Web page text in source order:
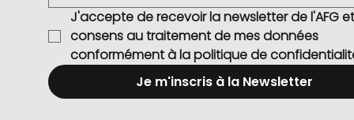
J'accepte de recevoir la newsletter de l'AFG
consens au traitement de mes données
conformément à la politique de
Je m'inscris à la Newsletter